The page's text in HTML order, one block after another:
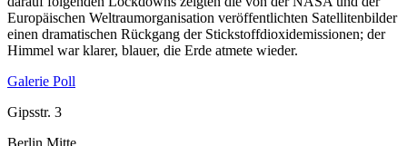
Europäischen Weltraumorganisation veröffentlichten Satellitenbilder
einen dramatischen Rückgang der Stickstoffdioxidemissionen; der
Himmel war klarer, blauer, die Erde atmete wieder.
Galerie Poll
Gipsstr. 3